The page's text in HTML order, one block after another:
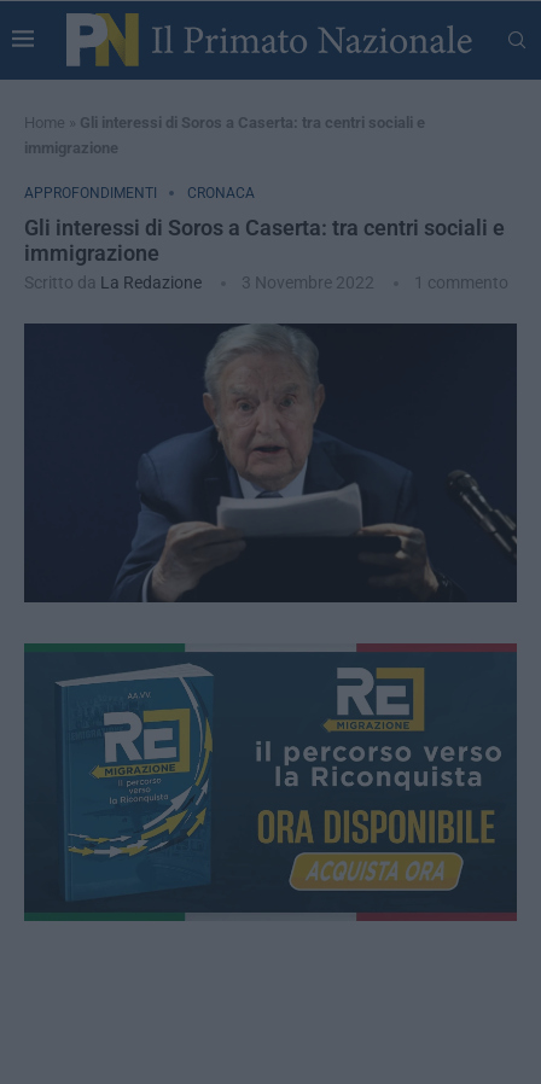
Home » Gli interessi di Soros a Caserta: tra centri sociali e
immigrazione
APPROFONDIMENTI CRONACA
Gli interessi di Soros a Caserta: tra centri sociali e
immigrazione
Scritto da La Redazione 3 Novembre 2022 1 commento